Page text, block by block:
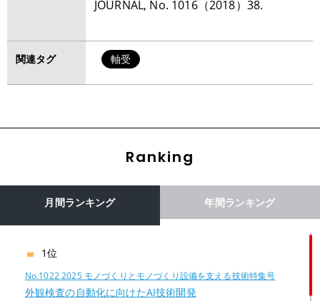
JOURNAL, No. 1016（2018）38.
関連タグ 軸受
Ranking
月間ランキング 年間ランキング
1位
No.1022 2025 モノづくりとモノづくり設備を支える技術特集号
外観検査の自動化に向けたAI技術開発